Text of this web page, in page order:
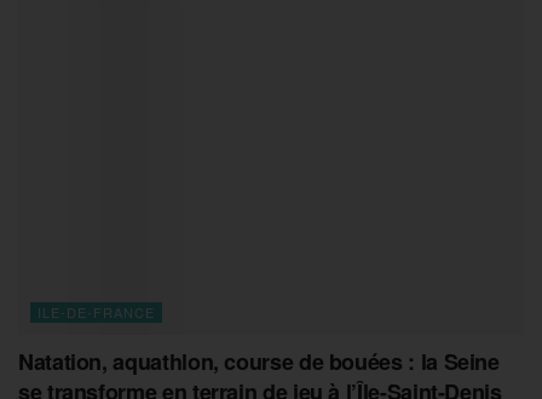
ILE-DE-FRANCE
Natation, aquathlon, course de bouées : la Seine
se transforme en terrain de jeu à l’Île-Saint-Denis